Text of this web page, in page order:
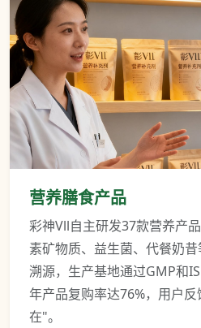
营养膳食产品
彩神Vll自主研发37款营养产
素矿物质、益生菌、代餐奶
溯源，生产基地通过GMP和
年产品复购率达76%，用户
在"。